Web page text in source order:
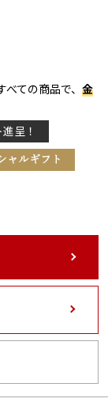
ての商品で、 金
呈！
ャルギフト